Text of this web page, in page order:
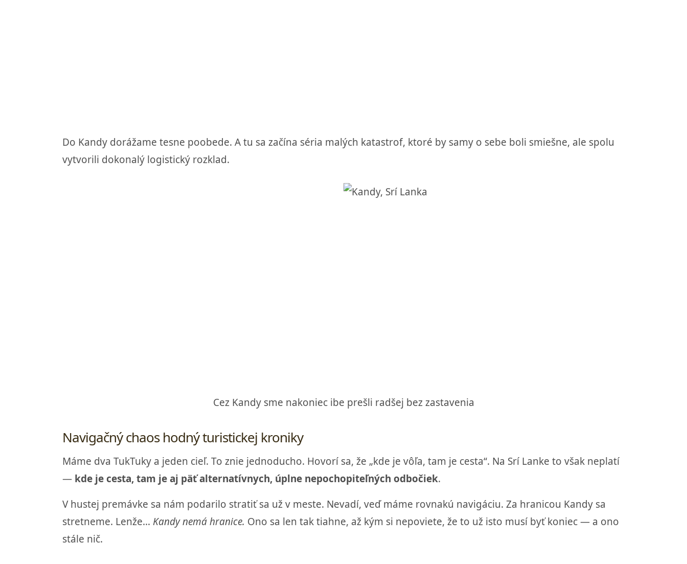
Do Kandy dorážame tesne poobede. A tu sa začína séria malých katastrof, ktoré by samy o sebe boli smiešne, ale spolu
vytvorili dokonalý logistický rozklad.
Cez Kandy sme nakoniec ibe prešli radšej bez zastavenia
Navigačný chaos hodný turistickej kroniky
Máme dva TukTuky a jeden cieľ. To znie jednoducho. Hovorí sa, že „kde je vôľa, tam je cesta“. Na Srí Lanke to však neplatí
— kde je cesta, tam je aj päť alternatívnych, úplne nepochopiteľných odbočiek.
V hustej premávke sa nám podarilo stratiť sa už v meste. Nevadí, veď máme rovnakú navigáciu. Za hranicou Kandy sa
stretneme. Lenže… Kandy nemá hranice. Ono sa len tak tiahne, až kým si nepoviete, že to už isto musí byť koniec — a ono
stále nič.